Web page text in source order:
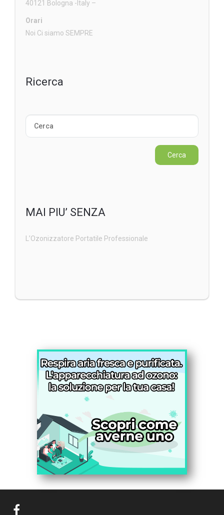
40121 Bologna -Italy –
Orari
Noi Ci siamo SEMPRE
Ricerca
MAI PIU’ SENZA
L’Ozonizzatore Portatile Professionale